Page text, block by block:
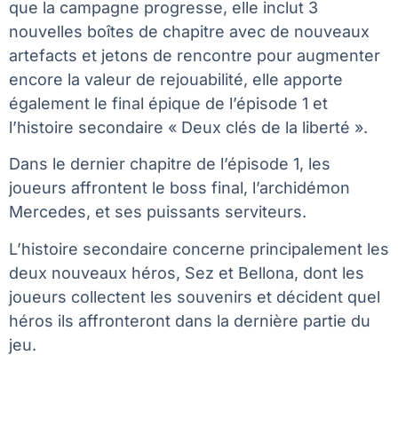
que la campagne progresse, elle inclut 3
nouvelles boîtes de chapitre avec de nouveaux
artefacts et jetons de rencontre pour augmenter
encore la valeur de rejouabilité, elle apporte
également le final épique de l’épisode 1 et
l’histoire secondaire « Deux clés de la liberté ».
Dans le dernier chapitre de l’épisode 1, les
joueurs affrontent le boss final, l’archidémon
Mercedes, et ses puissants serviteurs.
L’histoire secondaire concerne principalement les
deux nouveaux héros, Sez et Bellona, dont les
joueurs collectent les souvenirs et décident quel
héros ils affronteront dans la dernière partie du
jeu.